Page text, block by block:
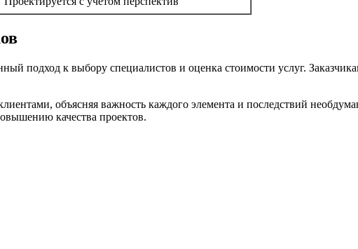
подход к выбору специалистов и оценка стоимости услуг.
объясняя важность каждого элемента и последствий
качества проектов.